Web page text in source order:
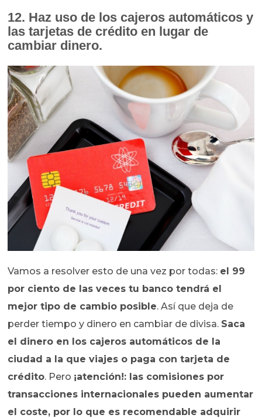
12. Haz uso de los cajeros automáticos y
las tarjetas de crédito en lugar de
cambiar dinero.
Vamos a resolver esto de una vez por todas: el 99
por ciento de las veces tu banco tendrá el
mejor tipo de cambio posible. Así que deja de
perder tiempo y dinero en cambiar de divisa. Saca
el dinero en los cajeros automáticos de la
ciudad a la que viajes o paga con tarjeta de
crédito. Pero ¡atención!: las comisiones por
transacciones internacionales pueden aumentar
el coste, por lo que es recomendable adquirir